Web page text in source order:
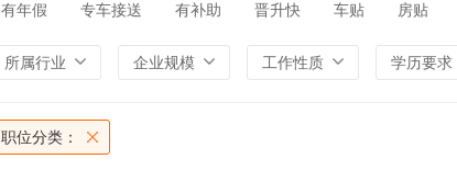
有年假 专车接送 有补助 晋升快 车贴 房贴
所属行业 企业规模 工作性质 学历要求
职位分类：